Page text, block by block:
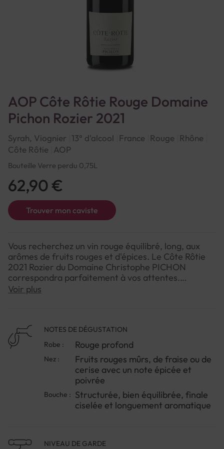
AOP Côte Rôtie Rouge Domaine
Pichon Rozier 2021
Syrah, Viognier 13° d'alcool France Rouge
Rhône
Côte Rôtie AOP
Bouteille Verre perdu 0,75L
Trouver mon caviste
62,90 €
Vous recherchez un vin rouge équilibré, long, aux
arômes de fruits rouges et d'épices. Le Côte Rôtie
2021 Rozier du Domaine Christophe PICHON
correspondra parfaitement à vos attentes.
assemblage de Syrah et d'une pointe de Viognier.
C'est sur une durée de 14 mois que l'élevage est
réalisé pour ce vin rouge Cote Rôtie Rozier du
Domaine Christophe PICHON à Chavanay, et cela
dans une proportion de fûts neufs de l'ordre de 50%.
Voir plus
NOTES DE DÉGUSTATION
Robe :
Rouge profond
Nez :
Fruits rouges mûrs, de fraise ou de
cerise avec un note épicée et
poivrée
Bouche : Structurée, bien équilibrée, finale
ciselée et longuement aromatique
NIVEAU DE GARDE